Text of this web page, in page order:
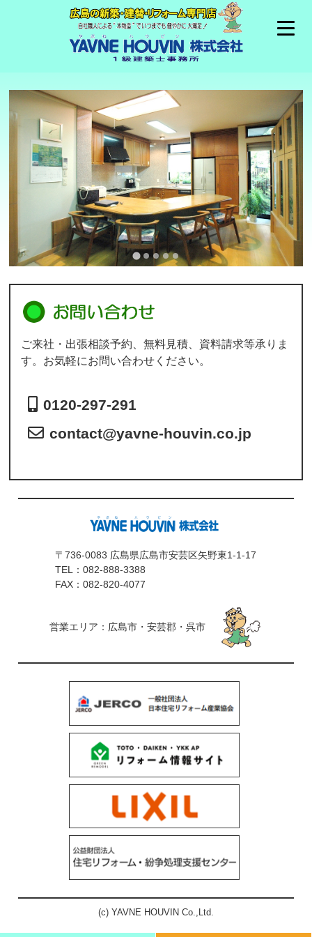
ご来社・出張相談予約、無料見積、資料請求等承りま
す。お気軽にお問い合わせください。
0120-297-291
contact@yavne-houvin.co.jp
〒736-0083 広島県広島市安芸区矢野東1-1-17
TEL：082-888-3388
FAX：082-820-4077
営業エリア：広島市・安芸郡・呉市
(c) YAVNE HOUVIN Co.,Ltd.